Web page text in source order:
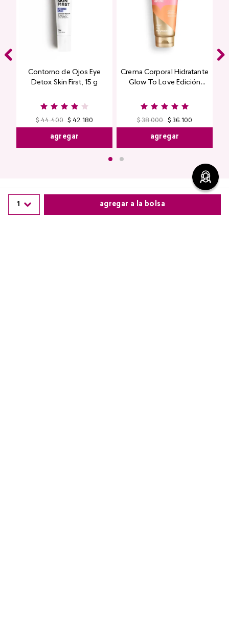
1 agregar a la bolsa
Contorno de Ojos Eye
Detox Skin First, 15 g
$ 44.400 $ 42.180
agregar
Crema Corporal Hidratante
Glow To Love Edición
$ 38.000 $ 36.100
agregar